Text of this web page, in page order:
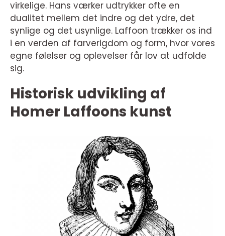
virkelige. Hans værker udtrykker ofte en
dualitet mellem det indre og det ydre, det
synlige og det usynlige. Laffoon trækker os ind
i en verden af farverigdom og form, hvor vores
egne følelser og oplevelser får lov at udfolde
sig.
Historisk udvikling af
Homer Laffoons kunst